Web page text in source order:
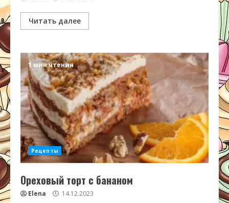
Читать далее
1 мин чтения
Рецепты
Ореховый торт с бананом
Elena 14.12.2023